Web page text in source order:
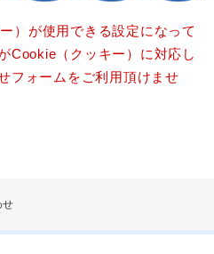
せ
）が使用できる設定になって
Cookie（クッキー）に対応し
フォームをご利用頂けませ